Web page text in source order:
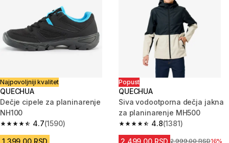
Najpovoljniji kvalitet
QUECHUA
Dečje cipele za planinarenje
NH100
4.7
4.7 od 5 zvezdica from 1590 Recenzije
(1590)
1.399,00 RSD
Popust
QUECHUA
Siva vodootporna dečja jakna
za planinarenje MH500
4.8
4.8 od 5 zvezdica from 1381
(1381)
2.499,00 RSD Cena pre sniženja
2.999,00 RSD16%